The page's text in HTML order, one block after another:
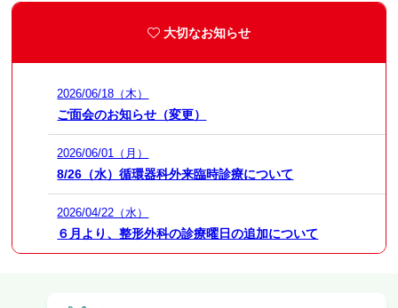
大切なお知らせ
2026/06/18（木）
ご面会のお知らせ（変更）
2026/06/01（月）
8/26（水）循環器科外来臨時診療について
2026/04/22（水）
６月より、整形外科の診療曜日の追加について